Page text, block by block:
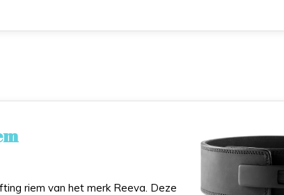
riem van het merk Reeva. Deze